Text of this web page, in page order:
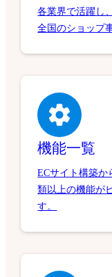
各業界で活躍し
全国のショップ
機能一覧
ECサイト構築か
類以上の機能が
す。